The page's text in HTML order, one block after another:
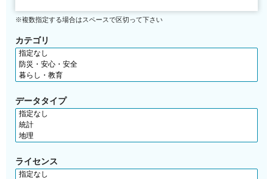
※複数指定する場合はスペースで区切って下さい
カテゴリ
データタイプ
ライセンス